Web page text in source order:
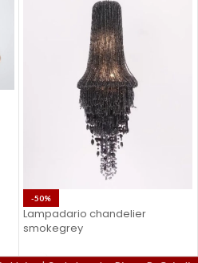
-50%
Lampadario chandelier
smokegrey